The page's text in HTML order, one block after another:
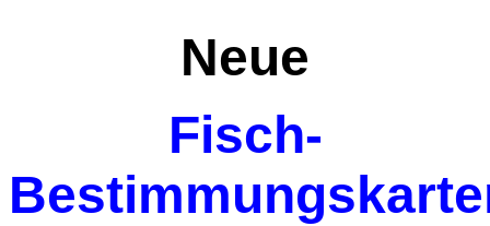
Neue
Fisch-